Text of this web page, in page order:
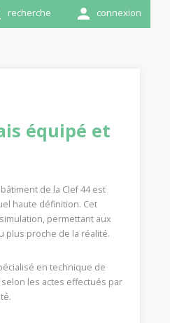
recherche connexion
équipé et
de la Clef 44 est
haute définition. Cet
permettant aux
plus proche de la réalité.
en technique de
les actes effectués par